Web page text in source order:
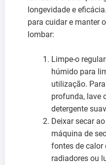
longevidade e
para cuidar e manter
lombar:
Limpe-o
húmido para
utilização.
profunda, lave
detergente
Deixar secar
máquina de
fontes de calor
radiadores ou